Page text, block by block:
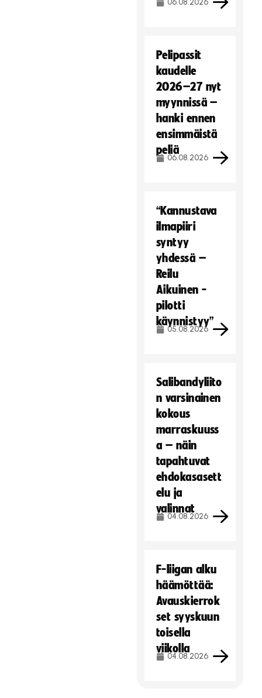
06.08.2026
Pelipassit
kaudelle
2026–27 nyt
myynnissä –
hanki ennen
ensimmäistä
peliä
06.08.2026
“Kannustava
ilmapiiri
syntyy
yhdessä –
Reilu
Aikuinen -
pilotti
käynnistyy”
05.08.2026
Salibandyliito
n varsinainen
kokous
marraskuuss
a – näin
tapahtuvat
ehdokasasett
elu ja
valinnat
04.08.2026
F-liigan alku
häämöttää:
Avauskierrok
set syyskuun
toisella
viikolla
04.08.2026